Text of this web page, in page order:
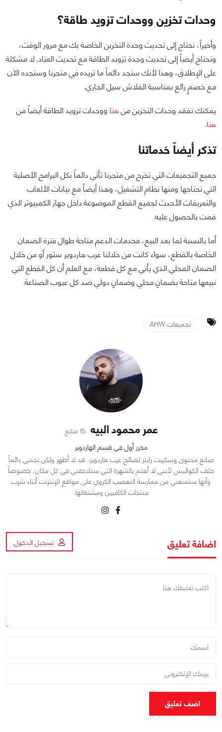
وحدات تخزين ووحدات تزويد طاقة؟
وأخيراً، نحتاج إلى تحديث وحدة التخزين الخاصة بك مع مرور الوقت،
وتحتاج أيضاً إلى تحديث وحدة تزويد الطاقة مع تحديث العتاد. لا مشكلة
على الإطلاق، وهذا لأنك ستجد دائماً ما تريده في متجرنا وستجده الآن
مع خصمٍ رائع بمناسبة الفلاش سيل الجاري.
يمكنك تفقد وحدات التخزين منهنا ووحدات تزويد الطاقة أيضاً من
هنا.
تذكر أيضاً خدماتنا
جميع التجميعات التي تخرج من متجرنا تأتي دائماً بكل البرامج الأصلية
التي تحتاجها ومنها نظام التشغيل، وهذا أيضاً مع بيانات الألعاب
والتعريفات الأحدث لجميع القطع الموضوعة داخل جهاز الكمبيوتر الذي
قمت بالحصول عليه.
أما بالنسبة لما بعد البيع، فخدمات الدعم متاحة طوال فترة الضمان
الخاصة بالقطع، سواء كانت من خلالنا عرب هاردوير ستور أو من خلال
الضمان المحلي الذي يأتي مع كل قطعة، مع العلم أن كل القطع التي
نبيعها متاحة بضمانٍ محلي وضمانٍ دولي ضد كل عيوب الصناعة.
تجميعات AHW
عمر محمود البيه 15 متابع
محرر أول في قسم الهاردوير
صانع محتوى وسكربت رايتر لصالح عرب هاردوير، قد لا أظهر ولكن تجدني دائماً
خلف الكواليس لأنني لا أهتم بالشهرة التي ستلاحقني في كل مكان، خصوصاً
وأنها ستمنعني من ممارسة التعصب الكروي على مواقع الإنترنت أثناء شرب
منتجات الكافيين ومشتقاتها.
اضافة تعليق تسجيل الدخول
اضف تعليق